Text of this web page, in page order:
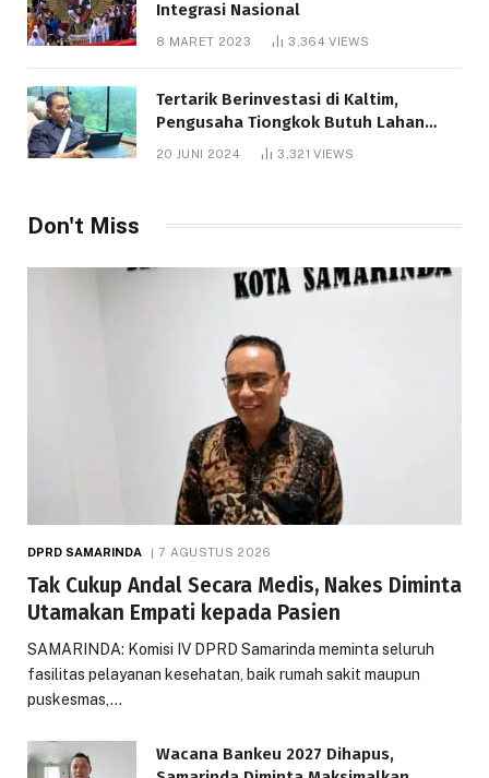
Integrasi Nasional
8 MARET 2023 3,364VIEWS
Tertarik Berinvestasi di Kaltim,
Pengusaha Tiongkok Butuh Lahan
20 JUNI 2024 3,321VIEWS
Don't Miss
DPRD SAMARINDA 7 AGUSTUS 2026
Tak Cukup Andal Secara Medis, Nakes Diminta
Utamakan Empati kepada Pasien
SAMARINDA: Komisi IV DPRD Samarinda meminta seluruh
fasilitas pelayanan kesehatan, baik rumah sakit maupun
puskesmas,…
Wacana Bankeu 2027 Dihapus,